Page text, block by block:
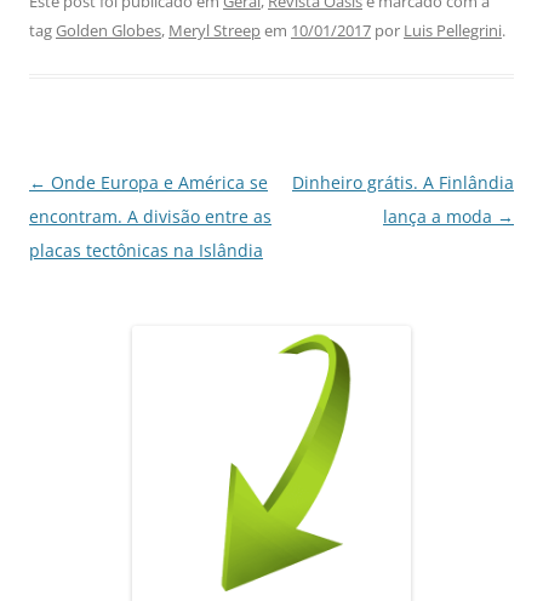
e
o
k
s
p
e gr l e
tagGolden Globes, Meryl Streepem 10/01/2017 por Luis Pellegrini.
Navegação
de
posts
← Onde Europa e América se
encontram. A divisão entre as
placas tectônicas na Islândia
Dinheiro grátis. A Finlândia
lança a moda →